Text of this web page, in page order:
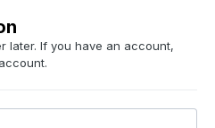
later. If you have an account,